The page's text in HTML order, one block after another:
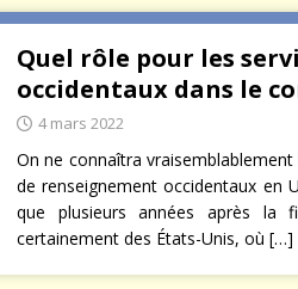
Quel rôle pour les
occidentaux dans le
4 mars 2022
On ne connaîtra
de renseignement occidentaux en
que plusieurs années après la
certainement des États-Unis, où […]